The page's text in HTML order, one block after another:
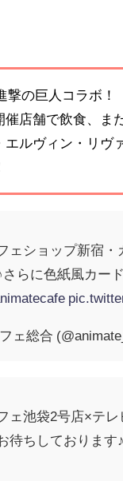
撃の巨人コラボ！
催店舗で飲食、ま
ルヴィン・リヴ
ェショップ新宿
さらに色紙風カー
ェ総合
ェ池袋2号店×テ
待ちしておりま